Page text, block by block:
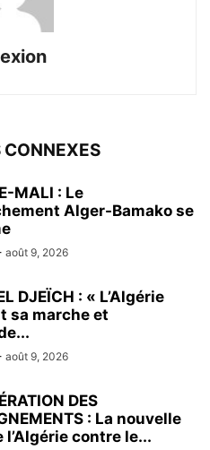
MALI : Le
Alger-Bamako se
août 9, 2026
DJEÏCH : « L’Algérie
sa marche et
août 9, 2026
DES
: La nouvelle
l’Algérie contre le...